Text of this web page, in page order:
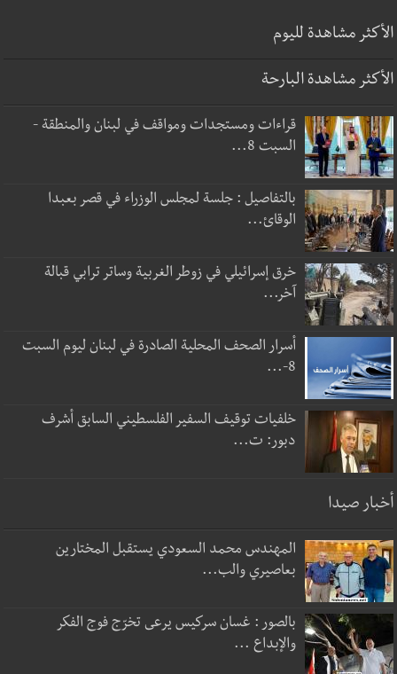
الأكثر مشاهدة لليوم
الأكثر مشاهدة البارحة
قراءات ومستجدات ومواقف في لبنان والمنطقة -
السبت 8...
بالتفاصيل : جلسة لمجلس الوزراء في قصر بعبدا
الوقائ...
خرق إسرائيلي في زوطر الغربية وساتر ترابي قبالة
آخر...
أسرار الصحف المحلية الصادرة في لبنان ليوم السبت
8-...
خلفيات توقيف السفير الفلسطيني السابق أشرف
دبور: ت...
أخبار صيدا
المهندس محمد السعودي يستقبل المختارين
بعاصيري والب...
بالصور : غسان سركيس يرعى تخرّج فوج الفكر
والإبداع ...